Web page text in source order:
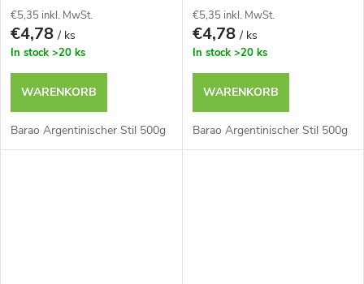
Lemongrass) 500g
€5,35 inkl. MwSt.
€4,78/ ks
In stock >20 ks
WARENKORB
Barao Argentinischer Stil 500g
€5,35 inkl. MwSt.
€4,78/ ks
In stock >20 ks
WARENKORB
Barao Argentinischer Stil 500g